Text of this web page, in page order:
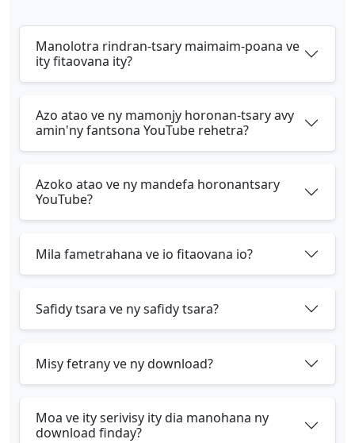
Manolotra rindran-tsary maimaim-poana ve
ity fitaovana ity?
Azo atao ve ny mamonjy horonan-tsary avy
amin'ny fantsona YouTube rehetra?
Azoko atao ve ny mandefa horonantsary
YouTube?
Mila fametrahana ve io fitaovana io?
Safidy tsara ve ny safidy tsara?
Misy fetrany ve ny download?
Moa ve ity serivisy ity dia manohana ny
download finday?